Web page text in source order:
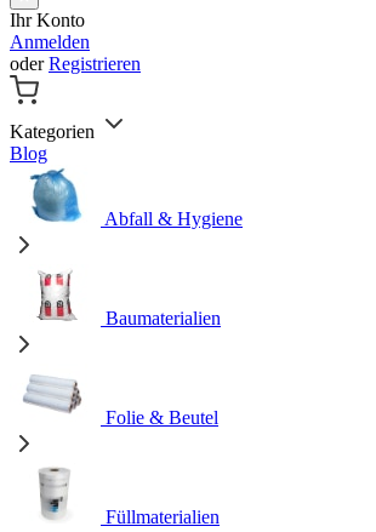
Ihr Konto
Anmelden
oderRegistrieren
Kategorien
Blog
Abfall & Hygiene
Baumaterialien
Folie & Beutel
Füllmaterialien